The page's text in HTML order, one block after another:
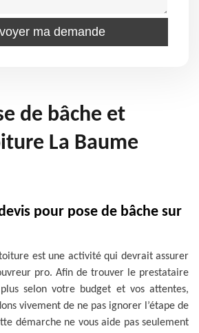
de bâche et
La Baume
pour pose de bâche sur
est une activité qui devrait assurer
pro. Afin de trouver le prestataire
selon votre budget et vos attentes,
vivement de ne pas ignorer l’étape de
démarche ne vous aide pas seulement